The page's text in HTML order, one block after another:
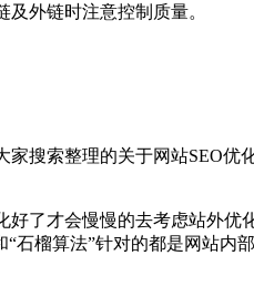
外链时注意控制质量。
搜索整理的关于网站SEO
了才会慢慢的去考虑站外优
榴算法”针对的都是网站内部